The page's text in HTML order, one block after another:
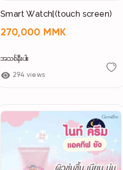
Smart Watch[(touch screen)
270,000 MMK
အသစ်နီးပါး
294 views